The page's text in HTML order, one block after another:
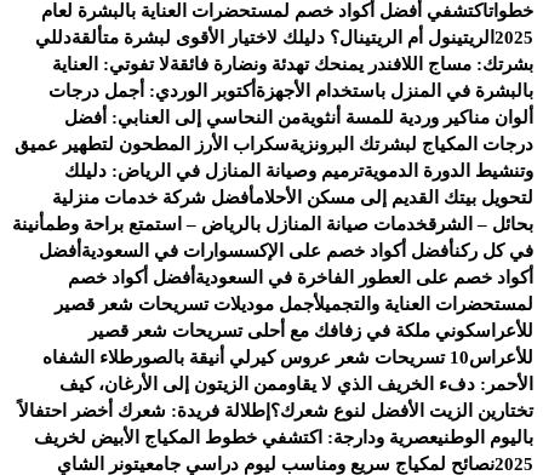
خطواتاكتشفي أفضل أكواد خصم لمستحضرات العناية بالبشرة لعام
2025 الريتينول أم الريتينال؟ دليلك لاختيار الأقوى لبشرة متألقةدللي
بشرتك: مساج اللافندر يمنحك تهدئة ونضارة فائقةلا تفوتي: العناية
بالبشرة في المنزل باستخدام الأجهزة أكتوبر الوردي: أجمل درجات
ألوان مناكير وردية للمسة أنثويةمن النحاسي إلى العنابي: أفضل
درجات المكياج لبشرتك البرونزيةسكراب الأرز المطحون لتطهير عميق
وتنشيط الدورة الدمويةترميم وصيانة المنازل في الرياض: دليلك
لتحويل بيتك القديم إلى مسكن الأحلامأفضل شركة خدمات منزلية
بحائل – الشرقخدمات صيانة المنازل بالرياض – استمتع براحة وطمأنينة
في كل ركنأفضل أكواد خصم على الإكسسوارات في السعودية أفضل
أكواد خصم على العطور الفاخرة في السعودية أفضل أكواد خصم
لمستحضرات العناية والتجميلأجمل موديلات تسريحات شعر قصير
للأعراسكوني ملكة في زفافك مع أحلى تسريحات شعر قصير
للأعراس10 تسريحات شعر عروس كيرلي أنيقة بالصور
طلاء الشفاه
الأحمر: دفء الخريف الذي لا يقاوممن الزيتون إلى الأرغان، كيف
تختارين الزيت الأفضل لنوع شعرك؟ إطلالة فريدة: شعرك أخضر احتفالاً
باليوم الوطنيعصرية ودارجة: اكتشفي خطوط المكياج الأبيض لخريف
2025نصائح لمكياج سريع ومناسب ليوم دراسي جامعيتونر الشاي